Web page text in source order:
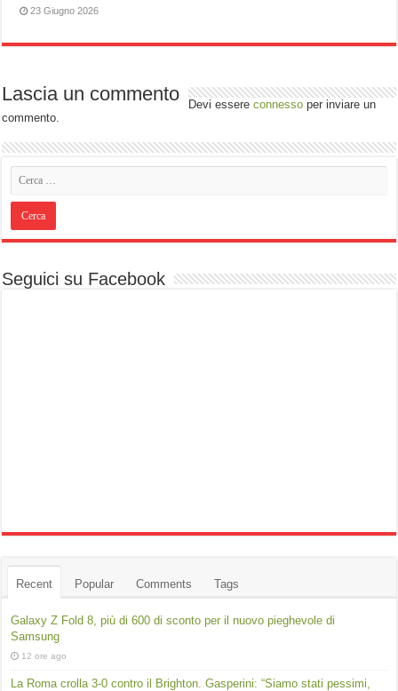
23 Giugno 2026
Lascia un commento Devi essereconnesso per inviare un
commento.
Seguici su Facebook
Recent Popular Comments Tags
Galaxy Z Fold 8, più di 600 di sconto per il nuovo pieghevole di
Samsung
12 ore ago
La Roma crolla 3-0 contro il Brighton. Gasperini: “Siamo stati pessimi,